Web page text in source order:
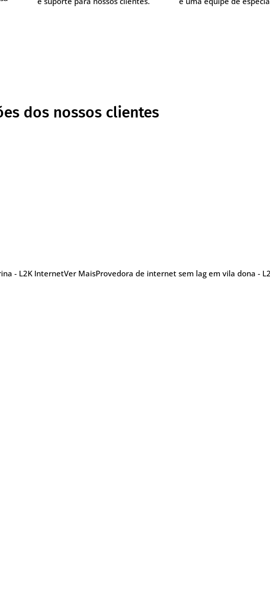
dos nossos clientes
- L2K InternetVer MaisProvedora de internet sem lag em vila dona -